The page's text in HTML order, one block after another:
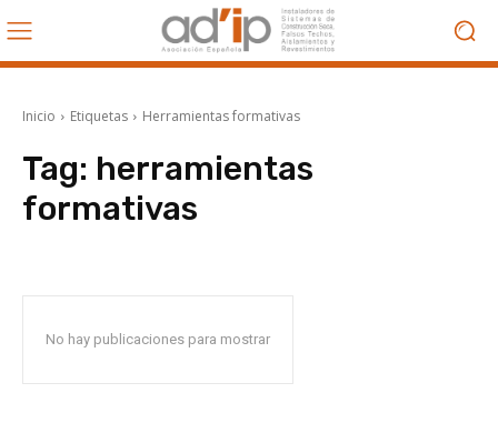
Inicio Etiquetas Herramientas formativas
Tag: herramientas
formativas
No hay publicaciones para mostrar